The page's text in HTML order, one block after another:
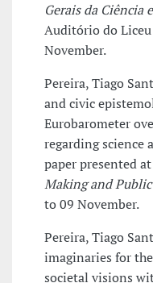
Gerais da Ciência
Auditório do Liceu
November.
Pereira, Tiago
and civic
Eurobarometer
regarding science
paper presented at
Making and
to 09 November.
Pereira, Tiago
imaginaries for
societal visions